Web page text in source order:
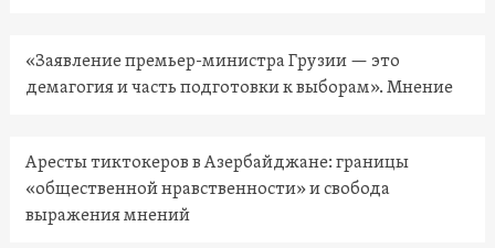
«Заявление премьер-министра Грузии — это
демагогия и часть подготовки к выборам». Мнение
Аресты тиктокеров в Азербайджане: границы
«общественной нравственности» и свобода
выражения мнений